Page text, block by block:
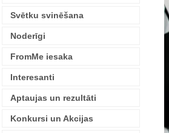
Svētku svinēšana
Noderīgi
FromMe iesaka
Interesanti
Aptaujas un rezultāti
Konkursi un Akcijas